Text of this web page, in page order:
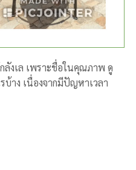
ลังเล เพราะชื่อในคุณภาพ ดู
บ้าง เนื่องจากมีปัญหาเวลา